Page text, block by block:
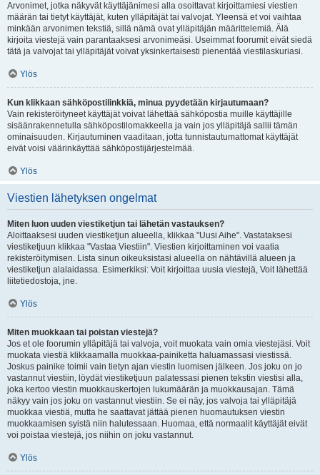
Arvonimet, jotka näkyvät käyttäjänimesi alla osoittavat kirjoittamiesi viestien
määrän tai tietyt käyttäjät, kuten ylläpitäjät tai valvojat. Yleensä et voi vaihtaa
minkään arvonimen tekstiä, sillä nämä ovat ylläpitäjän määrittelemiä. Älä
kirjoita viestejä vain parantaaksesi arvonimeäsi. Useimmat foorumit eivät siedä
tätä ja valvojat tai ylläpitäjät voivat yksinkertaisesti pienentää viestilaskuriasi.
Ylös
Kun klikkaan sähköpostilinkkiä, minua pyydetään kirjautumaan?
Vain rekisteröityneet käyttäjät voivat lähettää sähköpostia muille käyttäjille
sisäänrakennetulla sähköpostilomakkeella ja vain jos ylläpitäjä sallii tämän
ominaisuuden. Kirjautuminen vaaditaan, jotta tunnistautumattomat käyttäjät
eivät voisi väärinkäyttää sähköpostijärjestelmää.
Ylös
Viestien lähetyksen ongelmat
Miten luon uuden viestiketjun tai lähetän vastauksen?
Aloittaaksesi uuden viestiketjun alueella, klikkaa "Uusi Aihe". Vastataksesi
viestiketjuun klikkaa "Vastaa Viestiin". Viestien kirjoittaminen voi vaatia
rekisteröitymisen. Lista sinun oikeuksistasi alueella on nähtävillä alueen ja
viestiketjun alalaidassa. Esimerkiksi: Voit kirjoittaa uusia viestejä, Voit lähettää
liitetiedostoja, jne.
Ylös
Miten muokkaan tai poistan viestejä?
Jos et ole foorumin ylläpitäjä tai valvoja, voit muokata vain omia viestejäsi. Voit
muokata viestiä klikkaamalla muokkaa-painiketta haluamassasi viestissä.
Joskus painike toimii vain tietyn ajan viestin luomisen jälkeen. Jos joku on jo
vastannut viestiin, löydät viestiketjuun palatessasi pienen tekstin viestisi alla,
joka kertoo viestin muokkauskertojen lukumäärän ja muokkausajan. Tämä
näkyy vain jos joku on vastannut viestiin. Se ei näy, jos valvoja tai ylläpitäjä
muokkaa viestiä, mutta he saattavat jättää pienen huomautuksen viestin
muokkaamisen syistä niin halutessaan. Huomaa, että normaalit käyttäjät eivät
voi poistaa viestejä, jos niihin on joku vastannut.
Ylös